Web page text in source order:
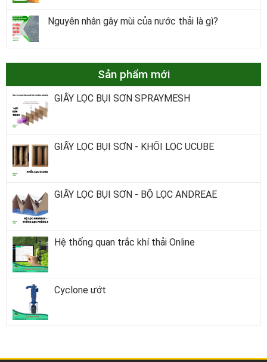
Nguyên nhân gây mùi của nước thải là gì?
Sản phẩm mới
GIẤY LỌC BỤI SƠN SPRAYMESH
GIẤY LỌC BỤI SƠN - KHỐI LỌC UCUBE
GIẤY LỌC BỤI SƠN - BỘ LỌC ANDREAE
Hệ thống quan trắc khí thải Online
Cyclone ướt